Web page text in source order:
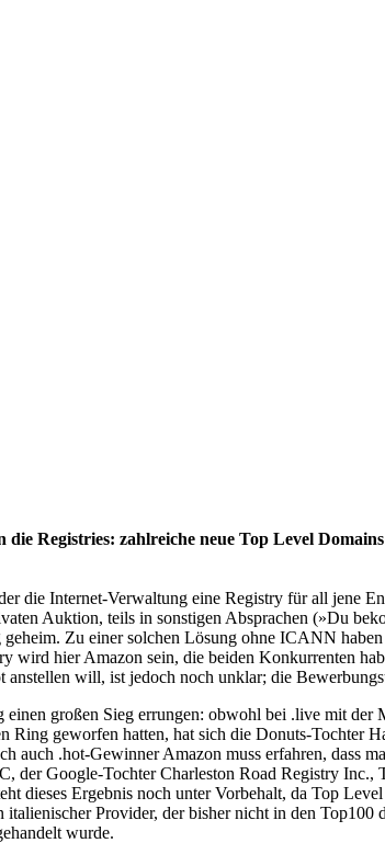
Registries: zahlreiche neue Top Level
die Internet-Verwaltung eine Registry für all jene
Auktion, teils in sonstigen Absprachen (»Du
Zu einer solchen Lösung ohne ICANN
hier Amazon sein, die beiden Konkurrenten
will, ist jedoch noch unklar; die
großen Sieg errungen: obwohl bei .live mit
geworfen hatten, hat sich die Donuts-Tochter
auch .hot-Gewinner Amazon muss erfahren, dass
Google-Tochter Charleston Road Registry
dieses Ergebnis noch unter Vorbehalt, da Top
Provider, der bisher nicht in den
wurde.